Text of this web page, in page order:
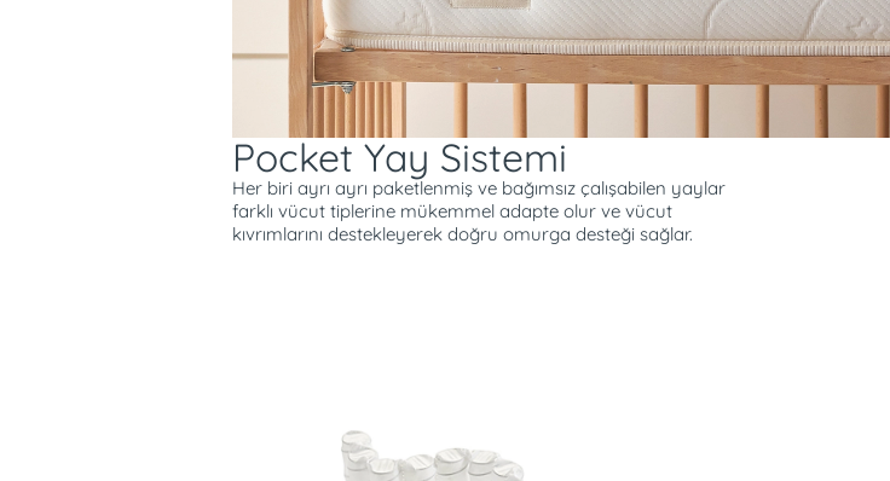
sayesinde cildin nefes almasını sağlayan Puffy Dory
Baby, alez hediyesiyle birlikte uzun ömürlü bir konfor
sunar.
Pocket Yay Sistemi
Her biri ayrı ayrı paketlenmiş ve bağımsız çalışabilen yaylar
farklı vücut tiplerine mükemmel adapte olur ve vücut
kıvrımlarını destekleyerek doğru omurga desteği sağlar.